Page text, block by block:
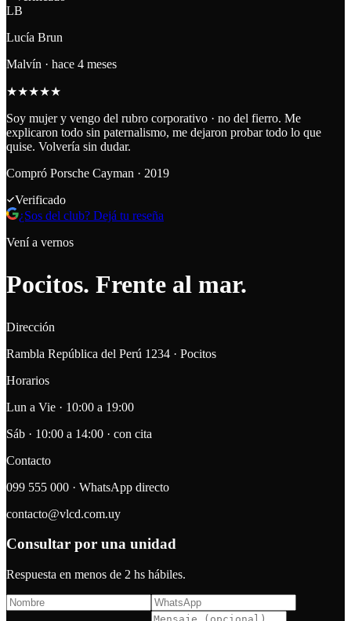
LB
Lucía Brun
Malvín · hace 4 meses
★★★★★
Soy mujer y vengo del rubro corporativo · no del fierro. Me
explicaron todo sin paternalismo, me dejaron probar todo lo que
quise. Volvería sin dudar.
Compró Porsche Cayman · 2019
Verificado
¿Sos del club? Dejá tu reseña
Vení a vernos
Pocitos. Frente al mar.
Dirección
Rambla República del Perú 1234 · Pocitos
Horarios
Lun a Vie · 10:00 a 19:00
Sáb · 10:00 a 14:00 · con cita
Contacto
099 555 000 · WhatsApp directo
contacto@vlcd.com.uy
Consultar por una unidad
Respuesta en menos de 2 hs hábiles.